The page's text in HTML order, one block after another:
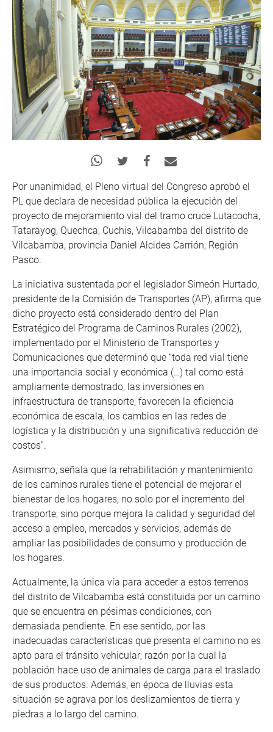
Por unanimidad, el Pleno virtual del Congreso aprobó el
PL que declara de necesidad pública la ejecución del
proyecto de mejoramiento vial del tramo cruce Lutacocha,
Tatarayog, Quechca, Cuchis, Vilcabamba del distrito de
Vilcabamba, provincia Daniel Alcides Carrión, Región
Pasco.
La iniciativa sustentada por el legislador Simeón Hurtado,
presidente de la Comisión de Transportes (AP), afirma que
dicho proyecto está considerado dentro del Plan
Estratégico del Programa de Caminos Rurales (2002),
implementado por el Ministerio de Transportes y
Comunicaciones que determinó que “toda red vial tiene
una importancia social y económica (…) tal como está
ampliamente demostrado, las inversiones en
infraestructura de transporte, favorecen la eficiencia
económica de escala, los cambios en las redes de
logística y la distribución y una significativa reducción de
costos”.
Asimismo, señala que la rehabilitación y mantenimiento
de los caminos rurales tiene el potencial de mejorar el
bienestar de los hogares, no solo por el incremento del
transporte, sino porque mejora la calidad y seguridad del
acceso a empleo, mercados y servicios, además de
ampliar las posibilidades de consumo y producción de
los hogares.
Actualmente, la única vía para acceder a estos terrenos
del distrito de Vilcabamba está constituida por un camino
que se encuentra en pésimas condiciones, con
demasiada pendiente. En ese sentido, por las
inadecuadas características que presenta el camino no es
apto para el tránsito vehicular; razón por la cual la
población hace uso de animales de carga para el traslado
de sus productos. Además, en época de lluvias esta
situación se agrava por los deslizamientos de tierra y
piedras a lo largo del camino.